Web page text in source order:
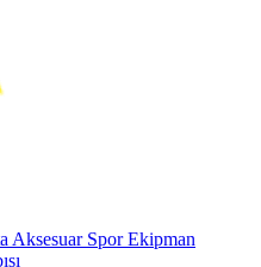
Aksesuar Spor Ekipman